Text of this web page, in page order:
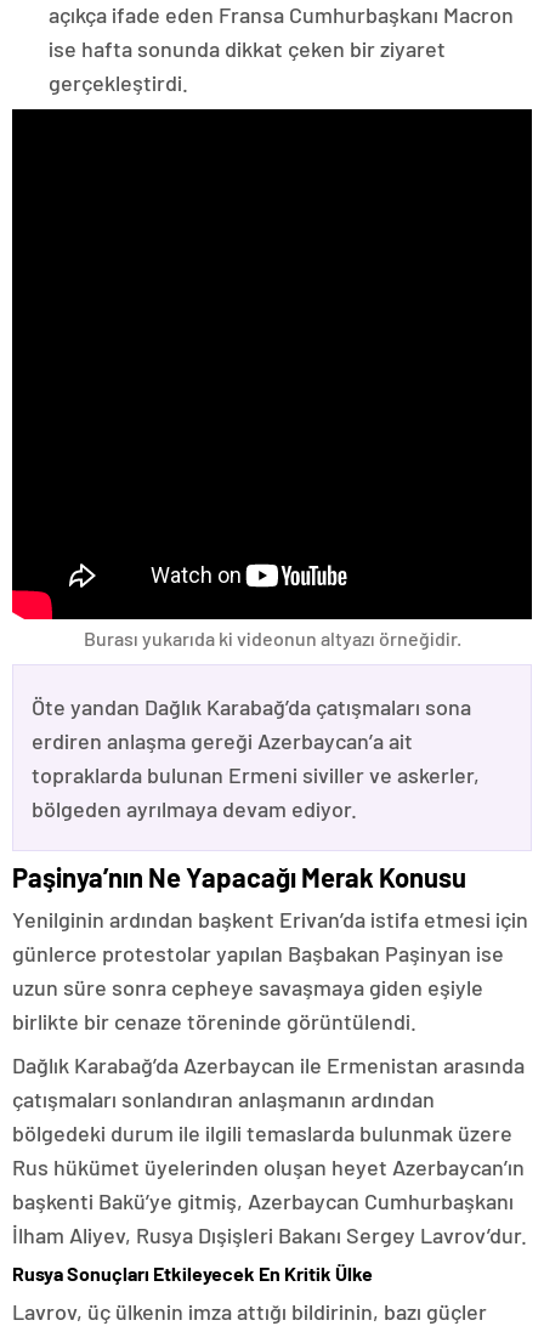
açıkça ifade eden Fransa Cumhurbaşkanı Macron
ise hafta sonunda dikkat çeken bir ziyaret
gerçekleştirdi.
Burası yukarıda ki videonun altyazı örneğidir.
Öte yandan Dağlık Karabağ’da çatışmaları sona
erdiren anlaşma gereği Azerbaycan’a ait
topraklarda bulunan Ermeni siviller ve askerler,
bölgeden ayrılmaya devam ediyor.
Paşinya’nın Ne Yapacağı Merak Konusu
Yenilginin ardından başkent Erivan’da istifa etmesi için
günlerce protestolar yapılan Başbakan Paşinyan ise
uzun süre sonra cepheye savaşmaya giden eşiyle
birlikte bir cenaze töreninde görüntülendi.
Dağlık Karabağ’da Azerbaycan ile Ermenistan arasında
çatışmaları sonlandıran anlaşmanın ardından
bölgedeki durum ile ilgili temaslarda bulunmak üzere
Rus hükümet üyelerinden oluşan heyet Azerbaycan’ın
başkenti Bakü’ye gitmiş, Azerbaycan Cumhurbaşkanı
İlham Aliyev, Rusya Dışişleri Bakanı Sergey Lavrov’dur.
Rusya Sonuçları Etkileyecek En Kritik Ülke
Lavrov, üç ülkenin imza attığı bildirinin, bazı güçler